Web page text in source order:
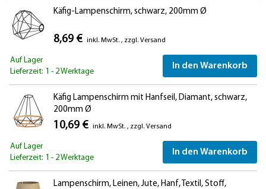
Käfig-Lampenschirm, schwarz, 200mm Ø
8,69 € inkl. MwSt. , zzgl. Versand
Auf Lager
Lieferzeit: 1 - 2 Werktage
In den Warenkorb
Käfig Lampenschirm mit Hanfseil, Diamant, schwarz,
200mm Ø
10,69 € inkl. MwSt. , zzgl. Versand
Auf Lager
Lieferzeit: 1 - 2 Werktage
In den Warenkorb
Lampenschirm, Leinen, Jute, Hanf, Textil, Stoff,